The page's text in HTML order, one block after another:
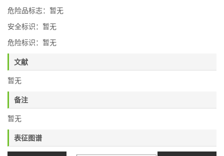
危险品标志：暂无
安全标识：暂无
危险标识：暂无
文献
暂无
备注
暂无
表征图谱